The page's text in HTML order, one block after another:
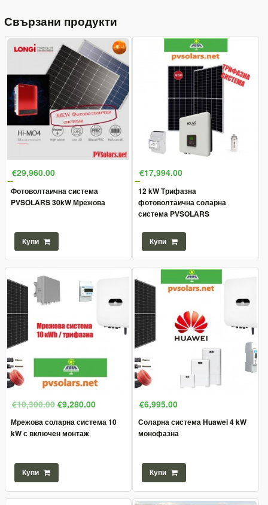
Свързани продукти
€29,960.00
Фотоволтаична система
PVSOLARS 30kW Мрежова
Купи
€17,994.00
12 kW Трифазна
фотоволтаична соларна
система PVSOLARS
Купи
€10,300.00 €9,280.00
Мрежова соларна система 10
kW с включен монтаж
Купи
€6,995.00
Соларна система Huawei 4 kW
монофазна
Купи